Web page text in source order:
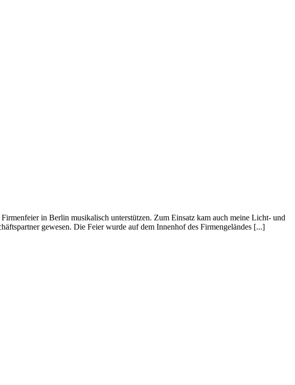
in Berlin musikalisch unterstützen. Zum Einsatz kam auch meine Licht- und
gewesen. Die Feier wurde auf dem Innenhof des Firmengeländes [...]